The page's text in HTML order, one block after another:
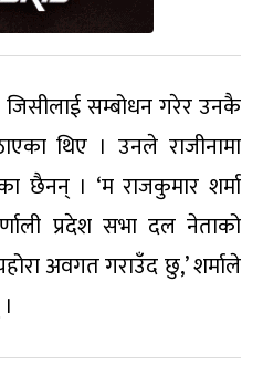
सम्बोधन गरेर उनकै
थिए । उनले राजीनामा
छैनन् । ‘म राजकुमार शर्मा
प्रदेश सभा दल नेताको
अवगत गराउँद छु,’ शर्माले